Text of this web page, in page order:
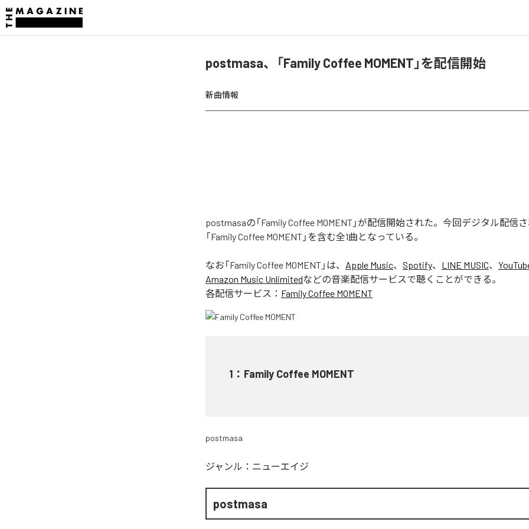
postmasa、「Family Coffee MOMENT」を配信開始
新曲情報
postmasaの「Family Coffee MOMENT」が配信開始された。今回デジタル配信さ
「Family Coffee MOMENT」を含む全1曲となっている。
なお「Family Coffee MOMENT 」は、 Apple Music、 Spotify、 LINE MUSIC、
Amazon Music Unlimitedなどの音楽配信サービスで聴くことができる。
各配信サービス： Family Coffee MOMENT
1 ： Family Coffee MOMENT
postmasa
ジャンル： ニューエイジ
postmasa